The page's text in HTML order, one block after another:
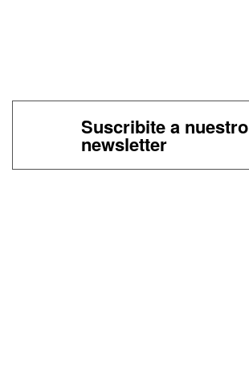
Suscribite a nuestro
newsletter